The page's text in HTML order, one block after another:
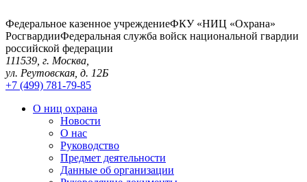
Федеральное казенное учреждениеФКУ «НИЦ «Охрана»
РосгвардииФедеральная служба войск национальной гвардии
российской федерации
111539, г. Москва,
ул. Реутовская, д. 12Б
+7 (499) 781-79-85
О ниц охрана
Новости
О нас
Руководство
Предмет деятельности
Данные об организации